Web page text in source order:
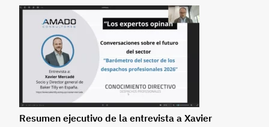
Resumen ejecutivo de la entrevista a Xavier